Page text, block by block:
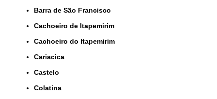
Barra de São Francisco
Cachoeiro de Itapemirim
Cachoeiro do Itapemirim
Cariacica
Castelo
Colatina